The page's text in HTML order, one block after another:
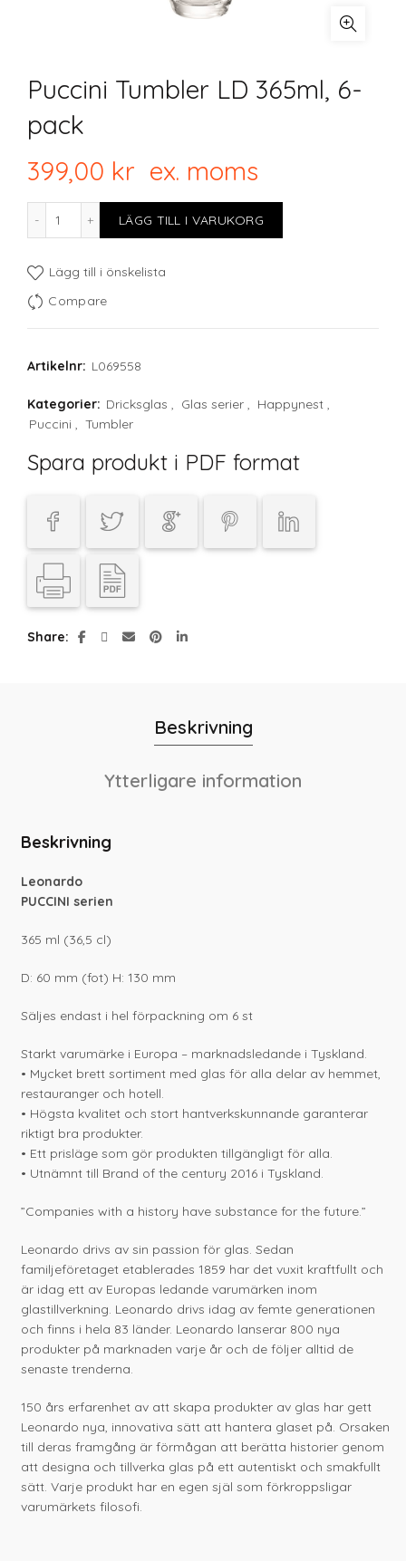
Puccini Tumbler LD 365ml, 6-
pack
399,00 kr ex. moms
Puccini Tumbler LD 365ml, 6-pack mängd
LÄGG TILL I VARUKORG
Lägg till i önskelista
Compare
Artikelnr: L069558
Kategorier: Dricksglas , Glas serier , Happynest ,
Puccini , Tumbler
Spara produkt i PDF format
Share
Beskrivning
Ytterligare information
Beskrivning
Leonardo
PUCCINI serien
365 ml (36,5 cl)
D: 60 mm (fot) H: 130 mm
Säljes endast i hel förpackning om 6 st
Starkt varumärke i Europa – marknadsledande i Tyskland.
• Mycket brett sortiment med glas för alla delar av hemmet,
restauranger och hotell.
• Högsta kvalitet och stort hantverkskunnande garanterar
riktigt bra produkter.
• Ett prisläge som gör produkten tillgängligt för alla.
• Utnämnt till Brand of the century 2016 i Tyskland.
”Companies with a history have substance for the future.”
Leonardo drivs av sin passion för glas. Sedan
familjeföretaget etablerades 1859 har det vuxit kraftfullt och
är idag ett av Europas ledande varumärken inom
glastillverkning. Leonardo drivs idag av femte generationen
och finns i hela 83 länder. Leonardo lanserar 800 nya
produkter på marknaden varje år och de följer alltid de
senaste trenderna.
150 års erfarenhet av att skapa produkter av glas har gett
Leonardo nya, innovativa sätt att hantera glaset på. Orsaken
till deras framgång är förmågan att berätta historier genom
att designa och tillverka glas på ett autentiskt och smakfullt
sätt. Varje produkt har en egen själ som förkroppsligar
varumärkets filosofi.